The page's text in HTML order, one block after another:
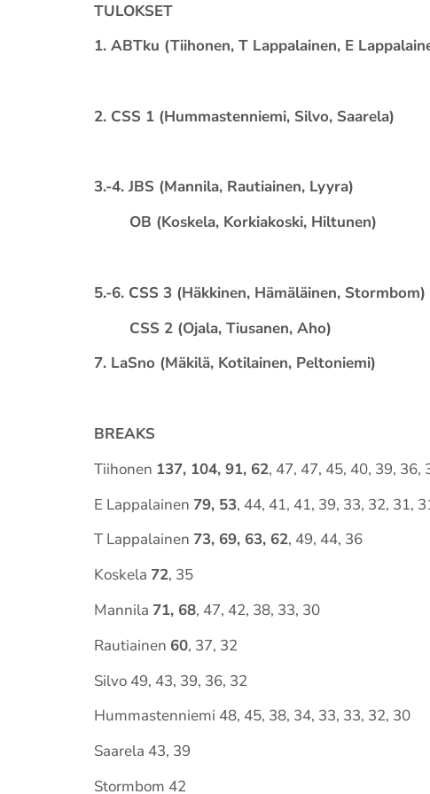
TULOKSET
1. ABTku (Tiihonen, T Lappalainen, E
2. CSS 1 (Hummastenniemi, Silvo, Saarela)
3.-4. JBS (Mannila, Rautiainen, Lyyra)
OB (Koskela, Korkiakoski, Hiltunen)
5.-6. CSS 3 (Häkkinen, Hämäläinen, Stormbom)
CSS 2 (Ojala, Tiusanen, Aho)
7. LaSno (Mäkilä, Kotilainen, Peltoniemi)
BREAKS
Tiihonen 137, 104, 91, 62, 47, 47, 45, 40, 39, 36,
E Lappalainen 79, 53, 44, 41, 41, 39, 33, 32, 31,
T Lappalainen 73, 69, 63, 62, 49, 44, 36
Koskela 72, 35
Mannila 71, 68, 47, 42, 38, 33, 30
Rautiainen 60, 37, 32
Silvo 49, 43, 39, 36, 32
Hummastenniemi 48, 45, 38, 34, 33, 33, 32, 30
Saarela 43, 39
Stormbom 42